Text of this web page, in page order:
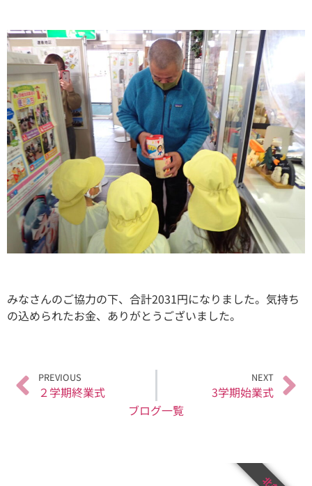
みなさんのご協力の下、合計2031円になりました。気持ち
の込められたお金、ありがとうございました。
PREVIOUS
２学期終業式
NEXT
3学期始業式
ブログ一覧